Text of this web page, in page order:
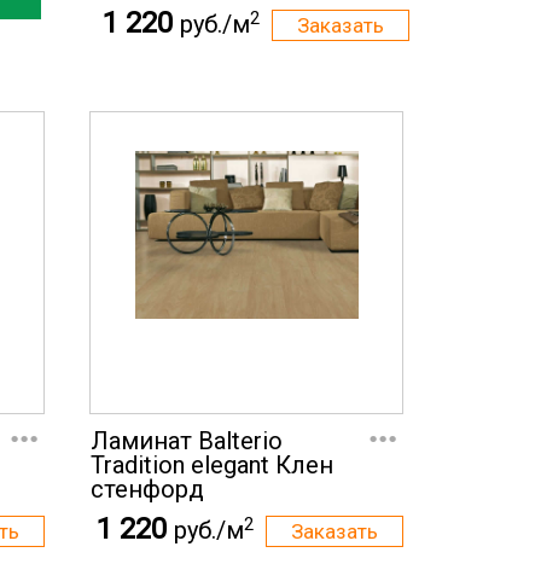
1 220 руб./м2
...
Ламинат Balterio
Tradition elegant Клен
стенфорд
...
1 220 руб./м2